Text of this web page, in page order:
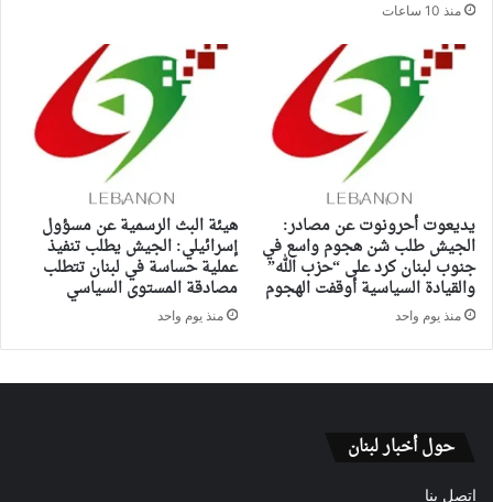
منذ 10 ساعات
يديعوت أحرونوت عن مصادر:
الجيش طلب شن هجوم واسع في
جنوب لبنان كرد على “حزب الله”
والقيادة السياسية أوقفت الهجوم
منذ يوم واحد
هيئة البث الرسمية عن مسؤول
إسرائيلي: الجيش يطلب تنفيذ
عملية حساسة في لبنان تتطلب
مصادقة المستوى السياسي
منذ يوم واحد
حول أخبار لبنان
اتصل بنا